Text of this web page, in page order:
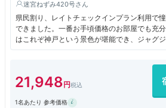
迷宮ねずみ420号
県民割り、レイトチェックインプラン利用で
できました。一番お手頃価格のお部屋でも充
はこれぞ神戸という景色が堪能でき、ジャグ
のつけようがありません。
21,948
1名あたり 参考価格